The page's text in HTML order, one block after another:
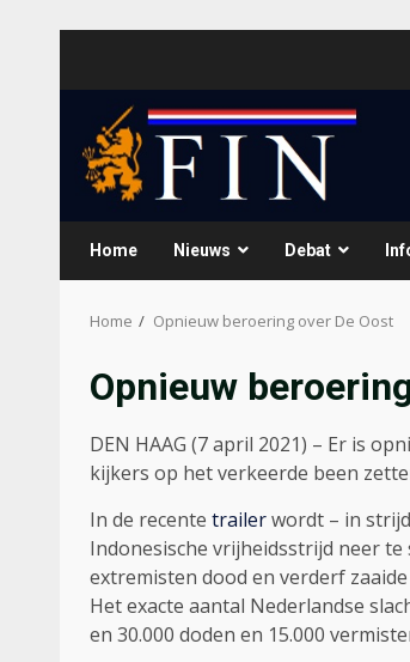
Home Nieuws Debat
Home Opnieuw beroering over De Oost
Opnieuw
DEN HAAG (7 april 2021) – Er is
kijkers op het verkeerde been
In de recente trailerwordt – in
Indonesische vrijheidsstrijd neer
extremisten dood en verderf
Het exacte aantal Nederlandse
en 30.000 doden en 15.000